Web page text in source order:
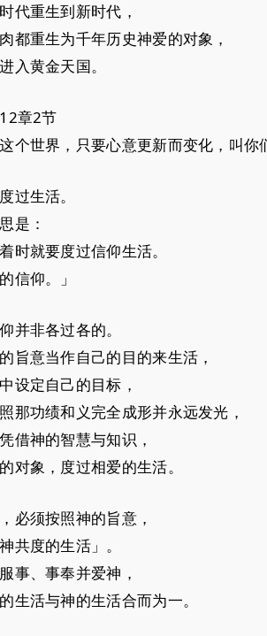
代重生到新时代，
都重生为千年历史神爱的对象，
入黄金天国。
章2节
个世界，只要心意更新而变化，叫你
过生活。
是：
时就要度过信仰生活。
信仰。」
并非各过各的。
旨意当作自己的目的来生活，
设定自己的目标，
那功绩和义完全成形并永远发光，
借神的智慧与知识，
对象，度过相爱的生活。
必须按照神的旨意，
共度的生活」。
事、事奉并爱神，
生活与神的生活合而为一。